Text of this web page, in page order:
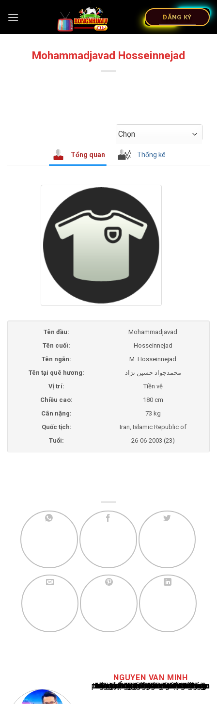
ĐĂNG KÝ
Mohammadjavad Hosseinnejad
Chọn
Tổng quan Thống kê
Tên đầu:
Mohammadjavad
Tên cuối:
Hosseinnejad
Tên ngắn:
M. Hosseinnejad
Tên tại quê hương:
محمدجواد حسین نژاد
Vị trí:
Tiền vệ
Chiều cao:
180 cm
Cân nặng:
73 kg
Quốc tịch:
Iran, Islamic Republic of
Tuổi:
26-06-2003 (23)
NGUYEN VAN MINH
Nguyễn Văn Minh là một trong những chuyên gia hàng đầu về báo cáo tin tức thể thao tại Việt Nam, với hơn 10 năm hoạt động trong ngành. Ông có kiến thức sâu rộng và kinh nghiệm đáng kể trong việc phân tích và báo cáo về các sự kiện thể thao hàng đầu. Sự hiểu biết sâu sắc của ông về ngành này đã giúp ông xây dựng uy tín và danh tiếng trong cộng đồng báo chí thể thao.